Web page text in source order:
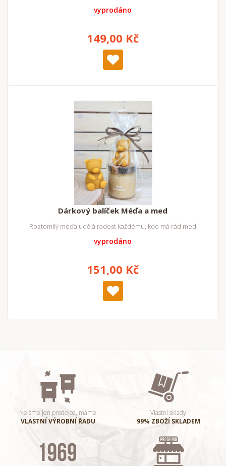
vyprodáno
149,00 Kč
Dárkový balíček Méďa a med
Roztomilý méďa udělá radost každému, kdo má rád med
vyprodáno
151,00 Kč
Nejsme jen prodejce, máme
VLASTNÍ VÝROBNÍ ŘADU
Vlastní sklady
99% ZBOŽÍ SKLADEM